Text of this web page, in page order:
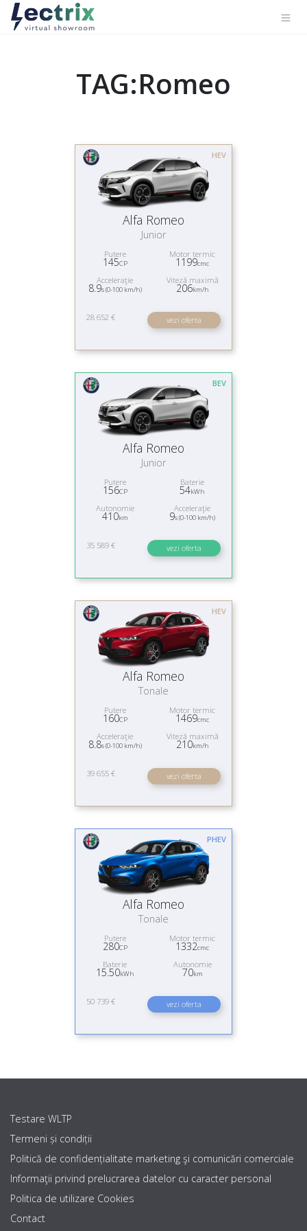
TAG:Romeo
HEV
Alfa Romeo
Junior
Putere
145CP
Motor termic
1199cmc
Acceleraţie
8.9s (0-100 km/h)
Viteză maximă
206km/h
28 652 € vezi oferta
BEV
Alfa Romeo
Junior
Putere
156CP
Baterie
54kWh
Autonomie
410km
Acceleraţie
9s (0-100 km/h)
35 589 € vezi oferta
HEV
Alfa Romeo
Tonale
Putere
160CP
Motor termic
1469cmc
Acceleraţie
8.8s (0-100 km/h)
Viteză maximă
210km/h
39 655 € vezi oferta
PHEV
Alfa Romeo
Tonale
Putere
280CP
Motor termic
1332cmc
Baterie
15.50kWh
Autonomie
70km
50 739 € vezi oferta
Testare WLTP
Termeni și condiții
Politică de confidențialitate marketing şi comunicări comerciale
Informaţii privind prelucrarea datelor cu caracter personal
Politica de utilizare Cookies
Contact